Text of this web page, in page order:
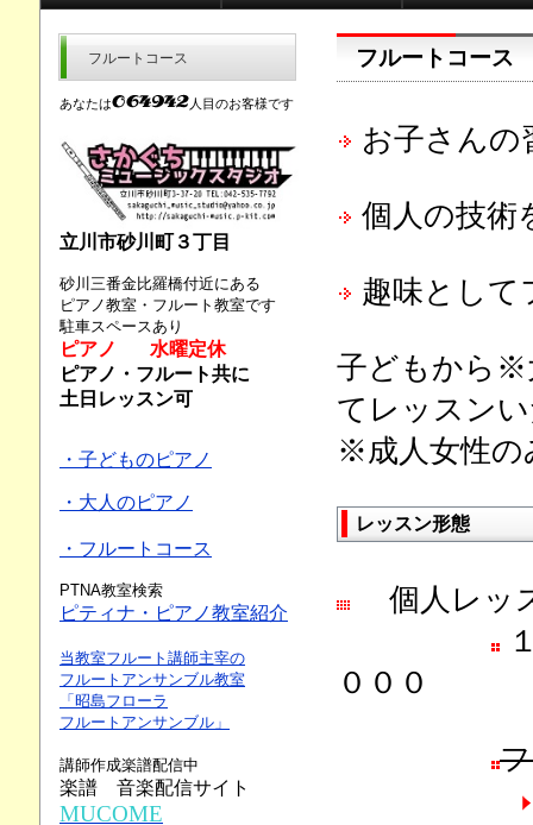
フルートコー
お子さんの
個人の技術
趣味として
子どもから※
てレッスン
※成人女性の
レッスン形態
個人レッ
０００
フルートコース
あなたは 人目のお客様です
立川市砂川町３丁目
砂川三番金比羅橋付近にある
ピアノ教室・フルート教室です
駐車スペースあり
ピアノ 水曜定休
ピアノ・フルート共に
土日レッスン可
・子どものピアノ
・大人のピアノ
・フルートコース
PTNA教室検索
ピティナ・ピアノ教室紹介
当教室フルート講師主宰の
フルートアンサンブル教室
「昭島フローラ
フルートアンサンブル」
講師作成楽譜配信中
楽譜 音楽配信サイト
MUCOME